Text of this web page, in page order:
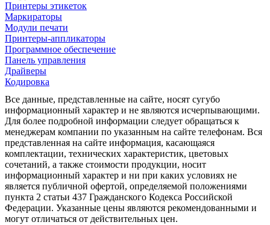
Принтеры этикеток
Маркираторы
Модули печати
Принтеры-аппликаторы
Программное обеспечение
Панель управления
Драйверы
Кодировка
Все данные, представленные на сайте, носят сугубо
информационный характер и не являются исчерпывающими.
Для более подробной информации следует обращаться к
менеджерам компании по указанным на сайте телефонам. Вся
представленная на сайте информация, касающаяся
комплектации, технических характеристик, цветовых
сочетаний, а также стоимости продукции, носит
информационный характер и ни при каких условиях не
является публичной офертой, определяемой положениями
пункта 2 статьи 437 Гражданского Кодекса Российской
Федерации. Указанные цены являются рекомендованными и
могут отличаться от действительных цен.